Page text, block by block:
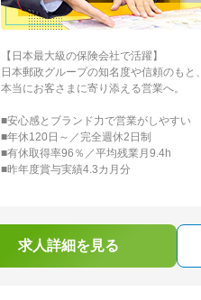
【日本最大級の保険会社で活躍】
日本郵政グループの知名度や信頼のもと、
本当にお客さまに寄り添える営業へ。
■安心感とブランド力で営業がしやすい
■年休120日～／完全週休2日制
■有休取得率96％／平均残業月9.4h
■昨年度賞与実績4.3カ月分
求人詳細を見る